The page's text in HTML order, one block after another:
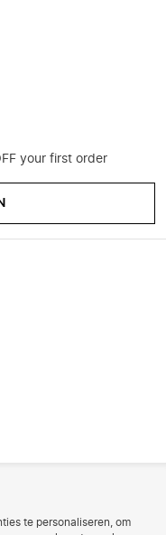
te personaliseren, om
your first order